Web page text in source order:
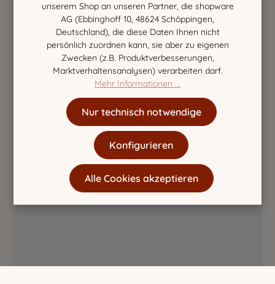
unserem Shop an unseren Partner, die shopware
AG (Ebbinghoff 10, 48624 Schöppingen,
Deutschland), die diese Daten Ihnen nicht
persönlich zuordnen kann, sie aber zu eigenen
Zwecken (z.B. Produktverbesserungen,
Marktverhaltensanalysen) verarbeiten darf.
Mehr Informationen ...
Nur technisch notwendige
Konfigurieren
Alle Cookies akzeptieren